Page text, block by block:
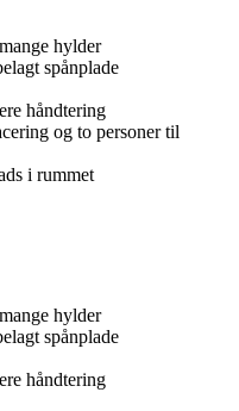
hylder
spånplade
håndtering
og to personer til
i rummet
hylder
spånplade
håndtering